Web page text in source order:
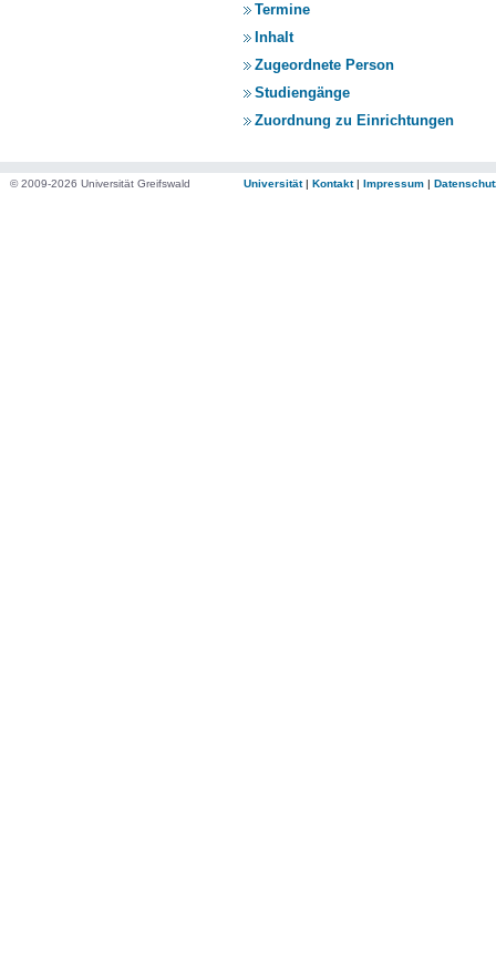
Termine
Inhalt
Zugeordnete Person
Studiengänge
Zuordnung zu Einrichtungen
© 2009-2026 Universität Greifswald Universität| Kontakt| Impressum |